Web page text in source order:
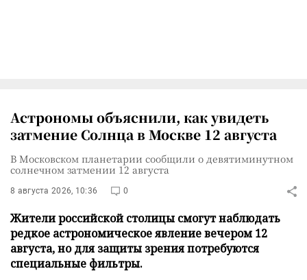
Астрономы объяснили, как увидеть
затмение Солнца в Москве 12 августа
В Московском планетарии сообщили о девятиминутном
солнечном затмении 12 августа
8 августа 2026, 10:36 0
Жители российской столицы смогут наблюдать
редкое астрономическое явление вечером 12
августа, но для защиты зрения потребуются
специальные фильтры.